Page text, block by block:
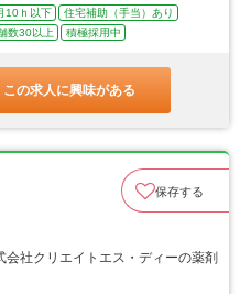
10ｈ以下
住宅補助（手当）あり
数30以上 積極採用中
この求人に興味がある
保存する
社クリエイトエス・ディーの薬剤